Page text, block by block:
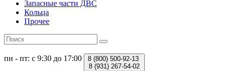
Запасные части ДВС
Кольца
Прочее
пн - пт: с 9:30 до 17:00 8 (800) 500-92-13
8 (931) 267-54-02